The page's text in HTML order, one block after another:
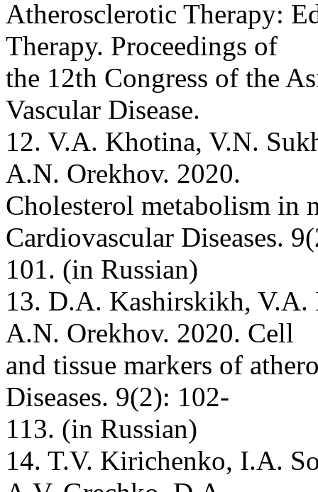
Atherosclerotic Therapy:
Therapy. Proceedings of
the 12th Congress of the
Vascular Disease.
12. V.A. Khotina, V.N.
A.N. Orekhov. 2020.
Cholesterol metabolism in
Cardiovascular Diseases.
101. (in Russian)
13. D.A. Kashirskikh,
A.N. Orekhov. 2020. Cell
and tissue markers of
Diseases. 9(2): 102-
113. (in Russian)
14. T.V. Kirichenko, I.A.